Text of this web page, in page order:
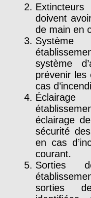
doivent
de main en
système
prévenir les
cas
éclairage
sécurité
en cas
courant.
Sorties
sorties